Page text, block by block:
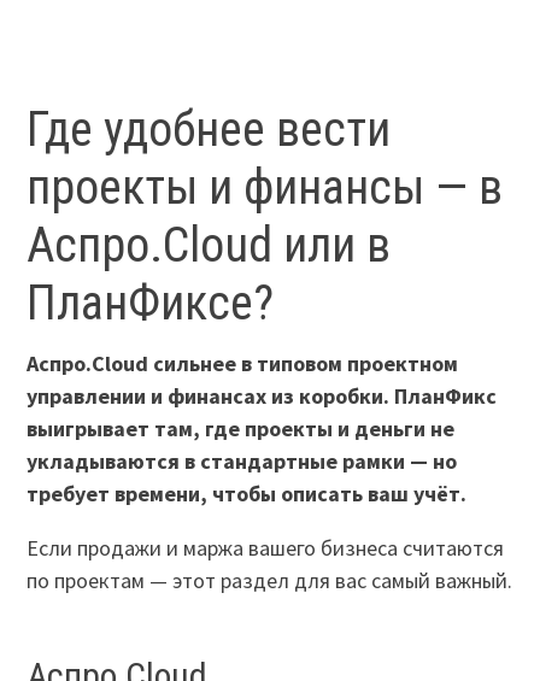
Где удобнее вести
проекты и финансы — в
Аспро.Cloud или в
ПланФиксе?
Аспро.Cloud сильнее в типовом проектном
управлении и финансах из коробки. ПланФикс
выигрывает там, где проекты и деньги не
укладываются в стандартные рамки — но
требует времени, чтобы описать ваш учёт.
Если продажи и маржа вашего бизнеса считаются
по проектам — этот раздел для вас самый важный.